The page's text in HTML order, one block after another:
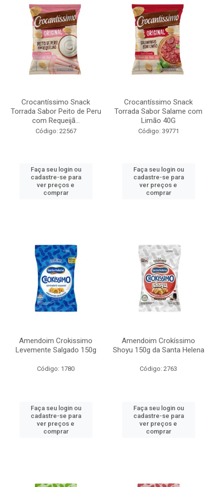
Crocantíssimo Snack
Torrada Sabor Peito de Peru
com Requeijã...
Código: 22567
Faça seu login ou
cadastre-se para
ver preços e
comprar
Crocantíssimo Snack
Torrada Sabor Salame com
Limão 40G
Código: 39771
Faça seu login ou
cadastre-se para
ver preços e
comprar
Amendoim Crokissimo
Levemente Salgado 150g
Código: 1780
Faça seu login ou
cadastre-se para
ver preços e
comprar
Amendoim Crokíssimo
Shoyu 150g da Santa Helena
Código: 2763
Faça seu login ou
cadastre-se para
ver preços e
comprar